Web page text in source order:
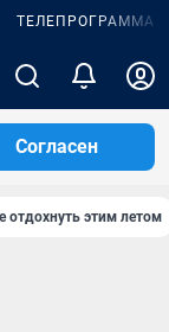
ТЕЛЕПРОГРАММА
Согласен
отдохнуть этим летом